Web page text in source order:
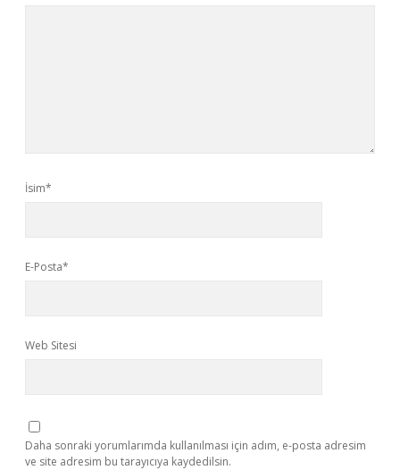
İsim*
E-Posta*
Web Sitesi
Daha sonraki yorumlarımda kullanılması için adım, e-posta adresim
ve site adresim bu tarayıcıya kaydedilsin.